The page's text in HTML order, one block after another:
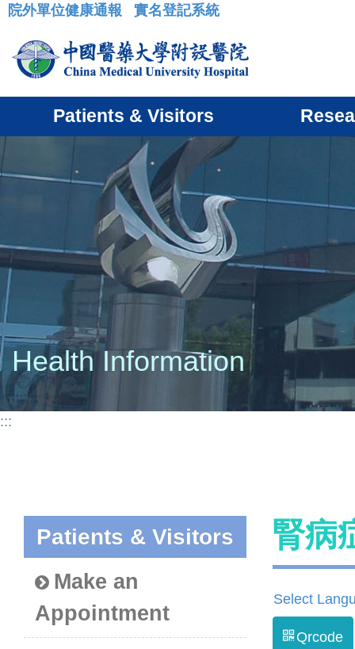
:::
院外單位健康通報 實名登記系統
Patients & Visitors
Health Information
:::
Patients & Visitors
Make an
Appointment
腎病
Select
Qrcode